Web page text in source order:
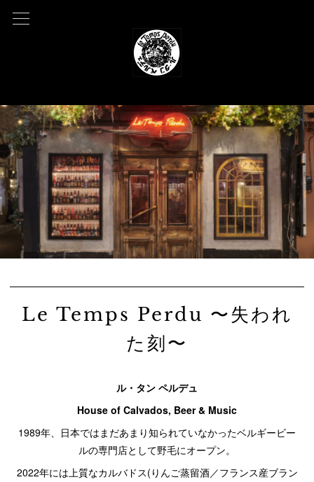
Le Temps Perdu 〜失われ
た刻〜
ル・タン ペルデュ
House of Calvados, Beer & Music
1989年、日本ではまだあまり知られていなかったベルギービー
ルの専門店として野毛にオープン。
2022年には上質なカルバドス(りんご蒸留酒／フランス産ブラン